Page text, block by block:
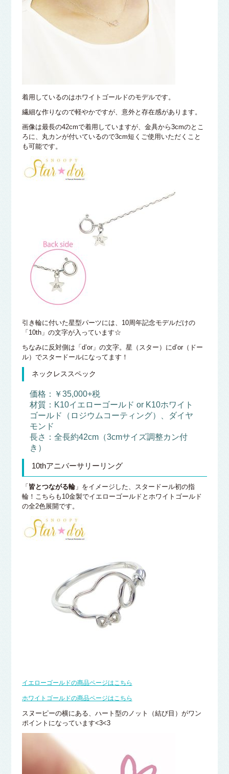
着用しているのはホワイトゴールドのモデルです。
繊細な作りなので軽やかですが、意外と存在感があります。
画像は最長の42cmで着用していますが、金具から3cmのとこ
ろに、丸カンが付いているので3cm短くご使用いただくこと
も可能です。
引き輪に付いた星型パーツには、10周年記念モデルだけの
「10th」の文字が入っています☆
ちなみに反対側は「d’or」の文字。星（スター）にd’or（ドー
ル）でスタードールになってます！
ネックレススペック
価格：￥35,000+税
材質：K10イエローゴールド or K10ホワイト
ゴールド（ロジウムコーティング）、ダイヤ
モンド
長さ：全長約42cm（3cmサイズ調整カン付
き）
10thアニバーサリーリング
「 皆とつながる輪」をイメージした、スタードール初の指
輪！こちらも10金製でイエローゴールドとホワイトゴールド
の全2色展開です。
イエローゴールドの商品ページはこちら
ホワイトゴールドの商品ページはこちら
スヌーピーの横にある、ハート型のノット（結び目）がワン
ポイントになっています<3<3